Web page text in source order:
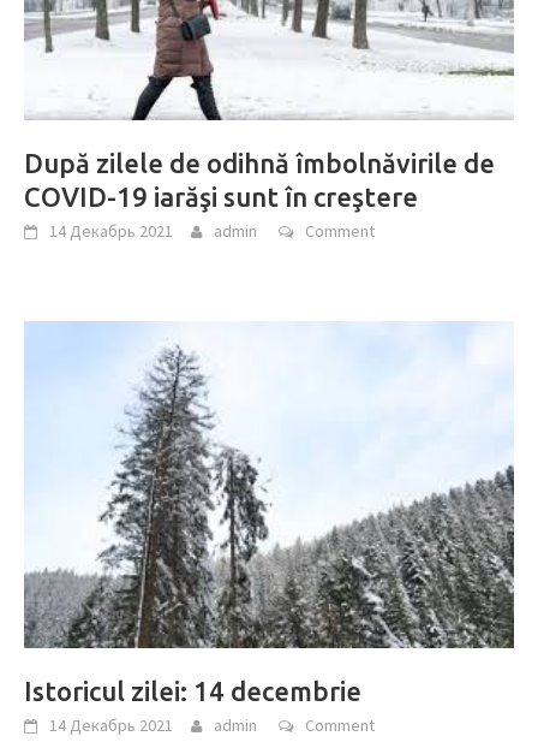
După zilele de odihnă îmbolnăvirile de
COVID-19 iarăşi sunt în creştere
14 Декабрь 2021 admin Comment
Istoricul zilei: 14 decembrie
14 Декабрь 2021 admin Comment